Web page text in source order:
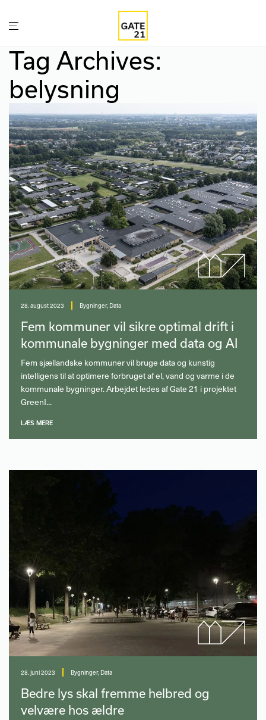
Tag Archives:
belysning
28. august 2023 Bygninger, Data
Fem kommuner vil sikre optimal drift i
kommunale bygninger med data og AI
Fem sjællandske kommuner vil bruge data og kunstig
intelligens til at optimere forbruget af el, vand og varme i de
kommunale bygninger. Arbejdet ledes af Gate 21 i projektet
GreenI...
LÆS MERE
28. juni 2023 Bygninger, Data
Bedre lys skal fremme helbred og
velvære hos ældre